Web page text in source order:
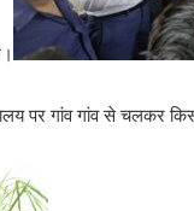
पर गांव गांव से चलकर